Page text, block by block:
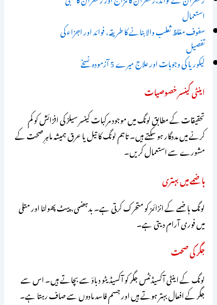
استعمال
سفوف مغلظ ثعلب والا بنانے کا طریقہ، فوائد اور اجزاء کی
تفصیل
لیکوریا کی وجوہات اور علاج میرے 5 آزمودہ نسخے
اینٹی کینسر خصوصیات
تحقیقات کے مطابق لونگ میں موجود مرکبات کینسر سیلز کی افزائش کو کم
کرنے میں مددگار ہو سکتے ہیں۔ تاہم لونگ کا تیل یا عرق ہمیشہ ماہرِ صحت کے
مشورے سے استعمال کریں۔
ہاضمے میں بہتری
لونگ ہاضمے کے انزائمز کو متحرک کرتی ہے۔ بدہضمی، پیٹ پھولنا اور متلی
میں فوری آرام دیتی ہے۔
جگر کی صحت
لونگ کے اینٹی آکسیڈنٹس جگر کو آکسیڈیٹو دباؤ سے بچاتے ہیں۔ اس سے
جگر کے افعال بہتر ہوتے ہیں اور جسم فاسد مادوں سے صاف رہتا ہے۔